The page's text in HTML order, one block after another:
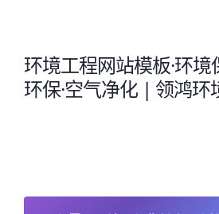
环境工程网站模板·环境
环保·空气净化 | 领鸿环